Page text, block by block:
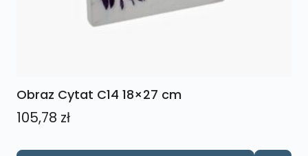
Obraz Cytat C14 18×27 cm
105,78 zł